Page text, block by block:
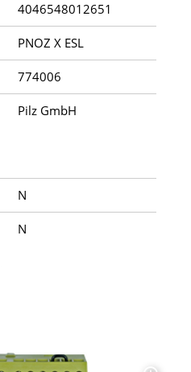
4046548012651
PNOZ X ESL
774006
Pilz GmbH
N
N